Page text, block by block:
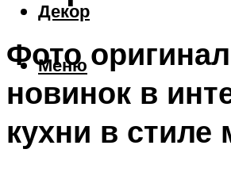
Декор
Меню
Фото
новинок в
кухни в стиле